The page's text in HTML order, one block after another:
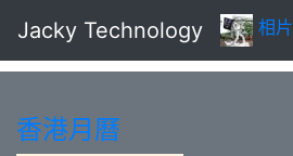
Jacky Technology 相片
香港月曆